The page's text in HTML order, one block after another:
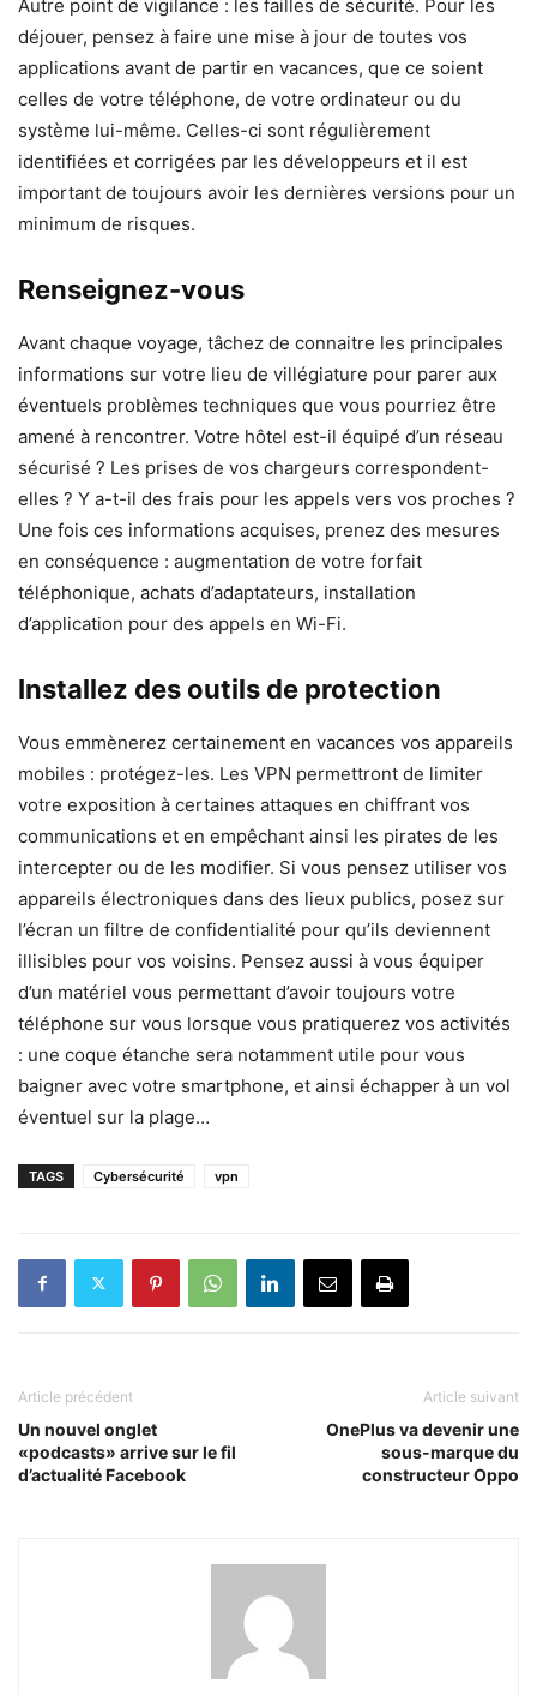
Autre point de vigilance : les failles de sécurité. Pour les
déjouer, pensez à faire une mise à jour de toutes vos
applications avant de partir en vacances, que ce soient
celles de votre téléphone, de votre ordinateur ou du
système lui-même. Celles-ci sont régulièrement
identifiées et corrigées par les développeurs et il est
important de toujours avoir les dernières versions pour un
minimum de risques.
Renseignez-vous
Avant chaque voyage, tâchez de connaitre les principales
informations sur votre lieu de villégiature pour parer aux
éventuels problèmes techniques que vous pourriez être
amené à rencontrer. Votre hôtel est-il équipé d’un réseau
sécurisé ? Les prises de vos chargeurs correspondent-
elles ? Y a-t-il des frais pour les appels vers vos proches ?
Une fois ces informations acquises, prenez des mesures
en conséquence : augmentation de votre forfait
téléphonique, achats d’adaptateurs, installation
d’application pour des appels en Wi-Fi.
Installez des outils de protection
Vous emmènerez certainement en vacances vos appareils
mobiles : protégez-les. Les VPN permettront de limiter
votre exposition à certaines attaques en chiffrant vos
communications et en empêchant ainsi les pirates de les
intercepter ou de les modifier. Si vous pensez utiliser vos
appareils électroniques dans des lieux publics, posez sur
l’écran un filtre de confidentialité pour qu’ils deviennent
illisibles pour vos voisins. Pensez aussi à vous équiper
d’un matériel vous permettant d’avoir toujours votre
téléphone sur vous lorsque vous pratiquerez vos activités
: une coque étanche sera notamment utile pour vous
baigner avec votre smartphone, et ainsi échapper à un vol
éventuel sur la plage…
TAGS Cybersécurité vpn
Article précédent
Un nouvel onglet
«podcasts» arrive sur le fil
d’actualité Facebook
Article suivant
OnePlus va devenir une
sous-marque du
constructeur Oppo